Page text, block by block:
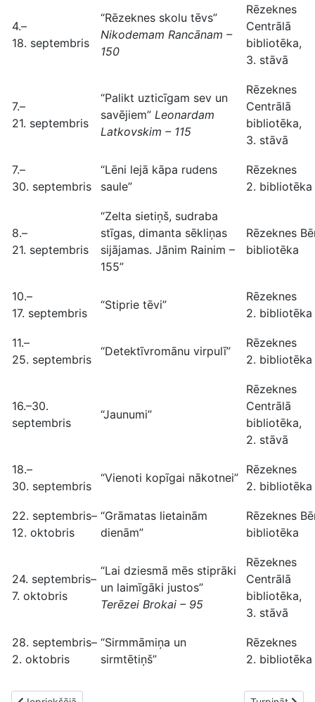
4.–
18. septembris
“Rēzeknes skolu tēvs”
Nikodemam Rancānam –
150
Rēzeknes
Centrālā
bibliotēka,
3. stāvā
7.–
21. septembris
“Palikt uzticīgam sev un
savējiem” Leonardam
Latkovskim – 115
Rēzeknes
Centrālā
bibliotēka,
3. stāvā
7.–
30. septembris
“Lēni lejā kāpa rudens
saule”
Rēzeknes
2. bibliotēka
8.–
21. septembris
“Zelta sietiņš, sudraba
stīgas, dimanta sēkliņas
sijājamas. Jānim Rainim –
155”
Rēzeknes
bibliotēka
10.–
17. septembris
“Stiprie tēvi”
Rēzeknes
2. bibliotēka
11.–
25. septembris
“Detektīvromānu virpulī”
Rēzeknes
2. bibliotēka
16.–30.
septembris
“Jaunumi”
Rēzeknes
Centrālā
bibliotēka,
2. stāvā
18.–
30. septembris
“Vienoti kopīgai nākotnei”
Rēzeknes
2. bibliotēka
22. septembris–
12. oktobris
“Grāmatas lietainām
dienām”
Rēzeknes
bibliotēka
24. septembris–
7. oktobris
“Lai dziesmā mēs stiprāki
un laimīgāki justos”
Terēzei Brokai – 95
Rēzeknes
Centrālā
bibliotēka,
3. stāvā
28. septembris–
2. oktobris
“Sirmmāmiņa un
sirmtētiņš”
Rēzeknes
2. bibliotēka